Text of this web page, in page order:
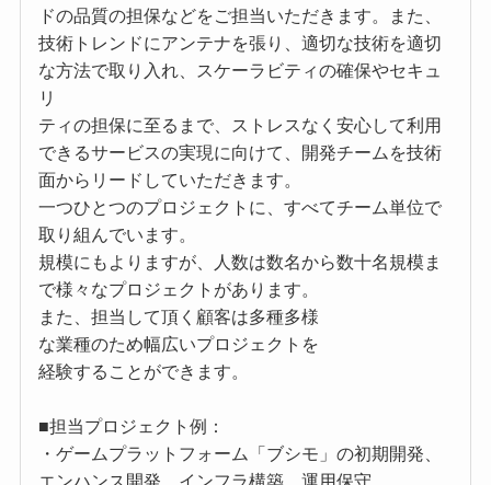
ドの品質の担保などをご担当いただきます。また、
技術トレンドにアンテナを張り、適切な技術を適切
な方法で取り入れ、スケーラビティの確保やセキュ
リ
ティの担保に至るまで、ストレスなく安心して利用
できるサービスの実現に向けて、開発チームを技術
面からリードしていただきます。
一つひとつのプロジェクトに、すべてチーム単位で
取り組んでいます。
規模にもよりますが、人数は数名から数十名規模ま
で様々なプロジェクトがあります。
また、担当して頂く顧客は多種多様
な業種のため幅広いプロジェクトを
経験することができます。
■担当プロジェクト例：
・ゲームプラットフォーム「ブシモ」の初期開発、
エンハンス開発、インフラ構築、運用保守